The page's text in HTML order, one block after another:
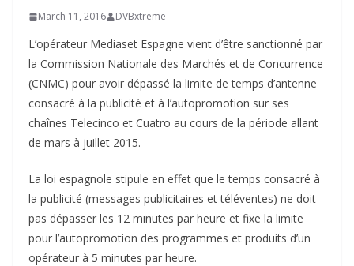
March 11, 2016 DVBxtreme
L’opérateur Mediaset Espagne vient d’être sanctionné par
la Commission Nationale des Marchés et de Concurrence
(CNMC) pour avoir dépassé la limite de temps d’antenne
consacré à la publicité et à l’autopromotion sur ses
chaînes Telecinco et Cuatro au cours de la période allant
de mars à juillet 2015.
La loi espagnole stipule en effet que le temps consacré à
la publicité (messages publicitaires et téléventes) ne doit
pas dépasser les 12 minutes par heure et fixe la limite
pour l’autopromotion des programmes et produits d’un
opérateur à 5 minutes par heure.